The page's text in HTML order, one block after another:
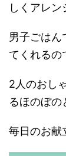
しくアレン
男子ごはん
てくれるの
2人のおし
るほのぼの
毎日のお献